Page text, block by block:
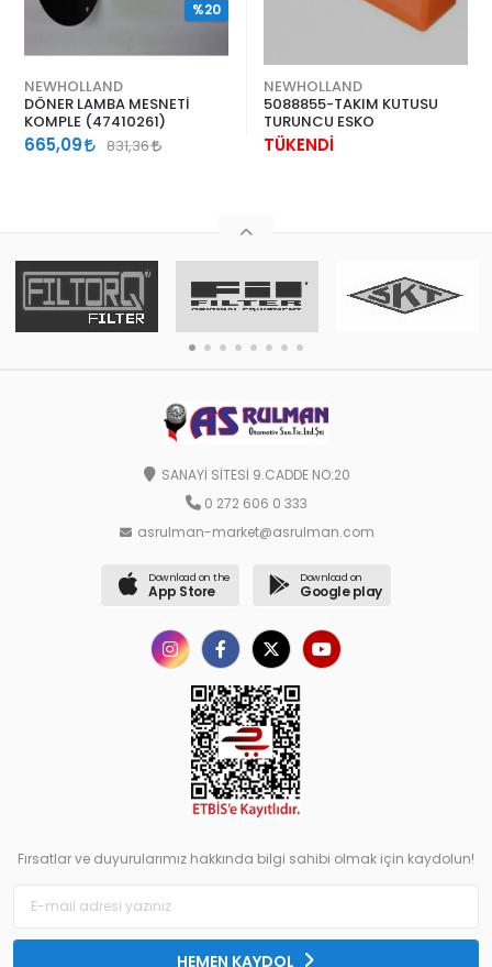
NEWHOLLAND
DÖNER LAMBA MESNETİ
KOMPLE (47410261)
665,09 831,36
%20
NEWHOLLAND
5088855-TAKIM KUTUSU
TURUNCU ESKO
TÜKENDİ
SANAYİ SİTESİ 9.CADDE NO:20
0 272 606 0 333
asrulman-market@asrulman.com
Download on the
App Store
Download on
Google play
Fırsatlar ve duyurularımız hakkında bilgi sahibi olmak için kaydolun!
HEMEN KAYDOL